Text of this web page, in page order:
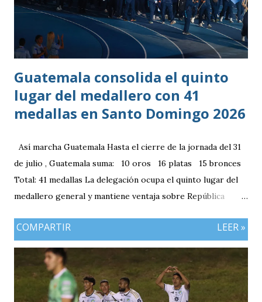
Guatemala consolida el quinto
lugar del medallero con 41
medallas en Santo Domingo 2026
Así marcha Guatemala Hasta el cierre de la jornada del 31
de julio , Guatemala suma: 10 oros 16 platas 15 bronces
Total: 41 medallas La delegación ocupa el quinto lugar del
medallero general y mantiene ventaja sobre República
plata, aunque ambos países registran el mismo número de
oros (10).
COMPARTIR LEER »